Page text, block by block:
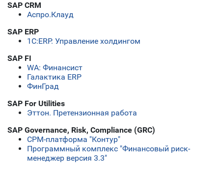
SAP CRM
Аспро.Клауд
SAP ERP
1С:ERP. Управление холдингом
SAP FI
WA: Финансист
Галактика ERP
ФинГрад
SAP For Utilities
Эттон. Претензионная работа
SAP Governance, Risk, Compliance (GRC)
CPM-платформа "Контур"
Программный комплекс "Финансовый риск-
менеджер версия 3.3"